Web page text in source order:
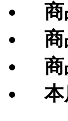
商
商
商
本